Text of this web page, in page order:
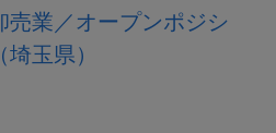
売業／オープンポジシ
玉県）